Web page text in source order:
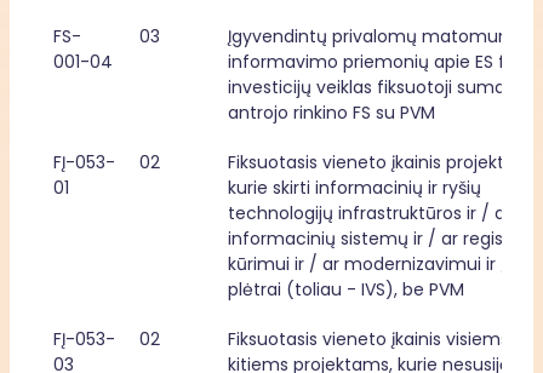
FS-
001-04
03
Įgyvendintų privalomų matomumo ir
informavimo priemonių apie ES
investicijų veiklas fiksuotoji suma,
antrojo rinkino FS su PVM
FĮ-053-
01
02
Fiksuotasis vieneto įkainis
kurie skirti informacinių ir ryšių
technologijų infrastruktūros ir / ar
informacinių sistemų ir / ar registrų
kūrimui ir / ar modernizavimui ir / ar
plėtrai (toliau - IVS), be PVM
FĮ-053-
03
02
Fiksuotasis vieneto įkainis visiems
kitiems projektams, kurie nesusiję su